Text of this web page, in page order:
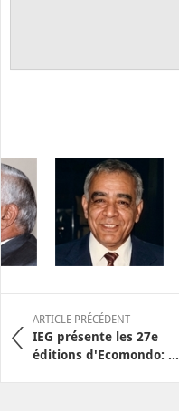
ARTICLE PRÉCÉDENT
IEG présente les 27e
éditions d'Ecomondo: ...